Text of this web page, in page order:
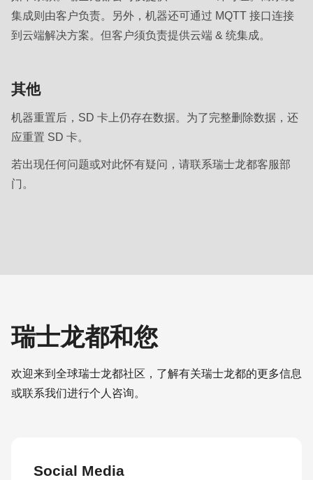
集成则由客户负责。另外，机器还可通过 MQTT 接口连接
到云端解决方案。但客户须负责提供云端 & 统集成。
其他
机器重置后，SD 卡上仍存在数据。为了完整删除数据，还
应重置 SD 卡。
若出现任何问题或对此怀有疑问，请联系瑞士龙都客服部
门。
瑞士龙都和您
欢迎来到全球瑞士龙都社区，了解有关瑞士龙都的更多信息
或联系我们进行个人咨询。
Social Media